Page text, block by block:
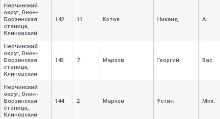
Нерчинский
округ, Онон-
Борзинская
станица,
Клиновский
142 11 Котов Никанд. А.
Нерчинский
округ, Онон-
Борзинская
станица,
Клиновский
143 7 Марков Георгий Вас.
Нерчинский
округ, Онон-
Борзинская
станица,
Клиновский
144 2 Марков Устин Мих.